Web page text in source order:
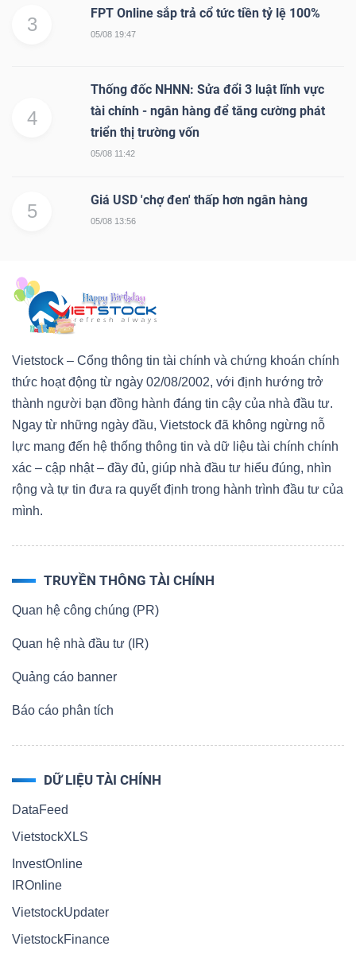
3
FPT Online sắp trả cổ tức tiền tỷ lệ 100%
05/08 19:47
4
Thống đốc NHNN: Sửa đổi 3 luật lĩnh vực
tài chính - ngân hàng để tăng cường phát
triển thị trường vốn
05/08 11:42
5
Giá USD 'chợ đen' thấp hơn ngân hàng
05/08 13:56
Vietstock – Cổng thông tin tài chính và chứng khoán chính
thức hoạt động từ ngày 02/08/2002, với định hướng trở
thành người bạn đồng hành đáng tin cậy của nhà đầu tư.
Ngay từ những ngày đầu, Vietstock đã không ngừng nỗ
lực mang đến hệ thống thông tin và dữ liệu tài chính chính
xác – cập nhật – đầy đủ, giúp nhà đầu tư hiểu đúng, nhìn
rộng và tự tin đưa ra quyết định trong hành trình đầu tư của
mình.
TRUYỀN THÔNG TÀI CHÍNH
Quan hệ công chúng (PR)
Quan hệ nhà đầu tư (IR)
Quảng cáo banner
Báo cáo phân tích
DỮ LIỆU TÀI CHÍNH
DataFeed
VietstockXLS
InvestOnline
IROnline
VietstockUpdater
VietstockFinance